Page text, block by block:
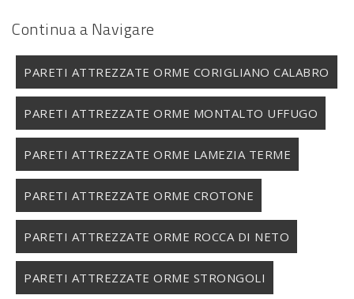
Continua a Navigare
PARETI ATTREZZATE ORME CORIGLIANO CALABRO
PARETI ATTREZZATE ORME MONTALTO UFFUGO
PARETI ATTREZZATE ORME LAMEZIA TERME
PARETI ATTREZZATE ORME CROTONE
PARETI ATTREZZATE ORME ROCCA DI NETO
PARETI ATTREZZATE ORME STRONGOLI